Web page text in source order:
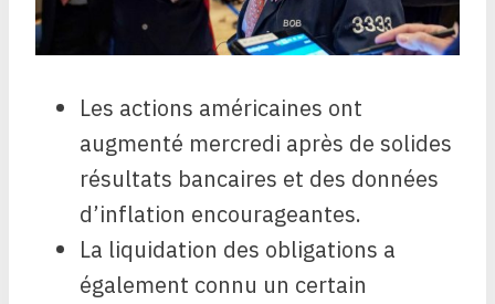
Les actions américaines ont
augmenté mercredi après de solides
résultats bancaires et des données
d’inflation encourageantes.
La liquidation des obligations a
également connu un certain